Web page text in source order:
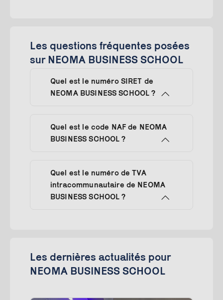
Les questions fréquentes posées
sur NEOMA BUSINESS SCHOOL
Quel est le numéro SIRET de
NEOMA BUSINESS SCHOOL ?
Quel est le code NAF de NEOMA
BUSINESS SCHOOL ?
Quel est le numéro de TVA
intracommunautaire de NEOMA
BUSINESS SCHOOL ?
Les dernières actualités pour
NEOMA BUSINESS SCHOOL